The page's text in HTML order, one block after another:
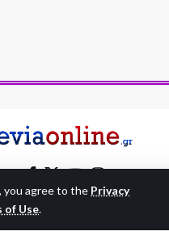
you agree to the Privacy
of Use.
© eviaonline.gr - All Rights Reserved.